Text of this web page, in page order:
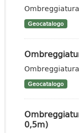
Geocatalogo
Geocatalogo
0,5m)